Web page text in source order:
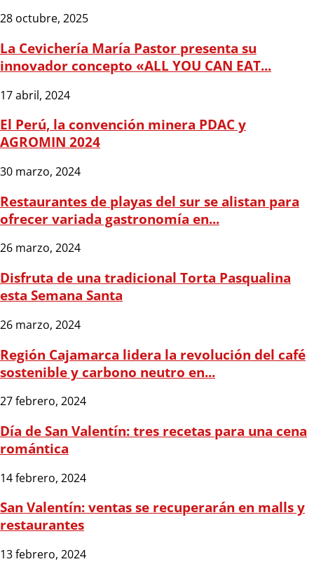
28 octubre, 2025
La Cevichería María Pastor presenta su
innovador concepto «ALL YOU CAN EAT...
17 abril, 2024
El Perú, la convención minera PDAC y
AGROMIN 2024
30 marzo, 2024
Restaurantes de playas del sur se alistan para
ofrecer variada gastronomía en...
26 marzo, 2024
Disfruta de una tradicional Torta Pasqualina
esta Semana Santa
26 marzo, 2024
Región Cajamarca lidera la revolución del café
sostenible y carbono neutro en...
27 febrero, 2024
Día de San Valentín: tres recetas para una cena
romántica
14 febrero, 2024
San Valentín: ventas se recuperarán en malls y
restaurantes
13 febrero, 2024